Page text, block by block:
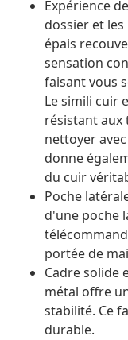
Expérience
dossier et
épais
sensation
faisant vous
Le simili cuir
résistant aux
nettoyer
donne
du cuir
Poche
d'une poche
portée de
Cadre solide
métal offre
stabilité. Ce
durable.